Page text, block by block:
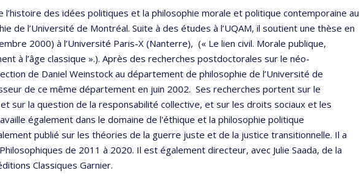
l’histoire des idées politiques et la philosophie morale et politique contemporaine au
de l’Université de Montréal. Suite à des études à l’UQAM, il soutient une thèse en
2000) à l’Université Paris-X (Nanterre), (« Le lien civil. Morale publique,
à l’âge classique ».). Après des recherches postdoctorales sur le néo-
de Daniel Weinstock au département de philosophie de l’Université de
de ce même département en juin 2002. Ses recherches portent sur le
sur la question de la responsabilité collective, et sur les droits sociaux et les
également dans le domaine de l'éthique et la philosophie politique
publié sur les théories de la guerre juste et de la justice transitionnelle. Il a
de 2011 à 2020. Il est également directeur, avec Julie Saada, de la
Classiques Garnier.